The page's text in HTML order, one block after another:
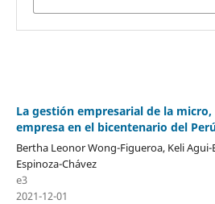
La gestión empresarial de la
empresa en el bicentenario del
Bertha Leonor Wong-Figueroa, Keli Agui-
Espinoza-Chávez
e3
2021-12-01